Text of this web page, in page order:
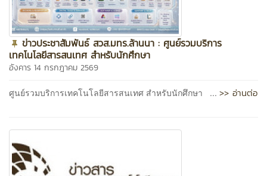
ข่าวประชาสัมพันธ์ สวส.มทร.ล้านนา : ศูนย์รวมบริการ
เทคโนโลยีสารสนเทศ สำหรับนักศึกษา
อังคาร 14 กรกฎาคม 2569
ศูนย์รวมบริการเทคโนโลยีสารสนเทศ สำหรับนักศึกษา ... >> อ่านต่อ